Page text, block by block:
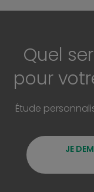
Quel
pour
Étude
JE